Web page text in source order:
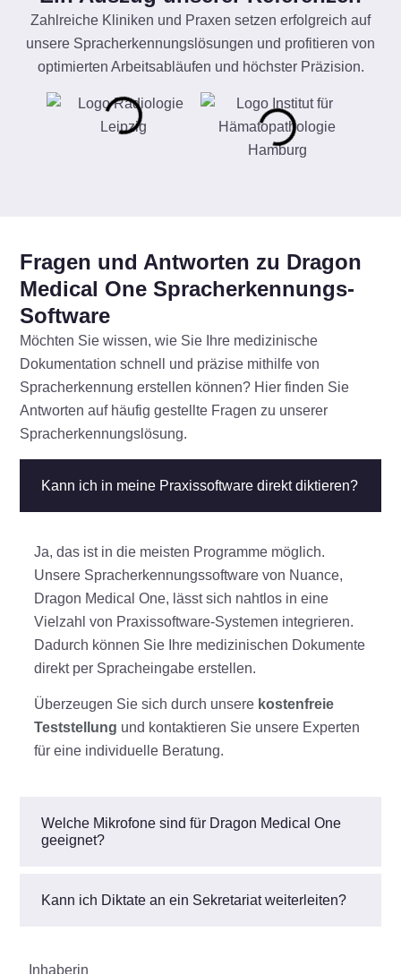
Zahlreiche Kliniken und Praxen setzen erfolgreich auf
unsere Spracherkennungslösungen und profitieren von
optimierten Arbeitsabläufen und höchster Präzision.
Fragen und Antworten zu Dragon
Medical One Spracherkennungs-
Software
Möchten Sie wissen, wie Sie Ihre medizinische
Dokumentation schnell und präzise mithilfe von
Spracherkennung erstellen können? Hier finden Sie
Antworten auf häufig gestellte Fragen zu unserer
Spracherkennungslösung.
Kann ich in meine Praxissoftware direkt diktieren?
Ja, das ist in die meisten Programme möglich.
Unsere Spracherkennungssoftware von Nuance,
Dragon Medical One, lässt sich nahtlos in eine
Vielzahl von Praxissoftware-Systemen integrieren.
Dadurch können Sie Ihre medizinischen Dokumente
direkt per Spracheingabe erstellen.
Überzeugen Sie sich durch unsere kostenfreie
Teststellung und kontaktieren Sie unsere Experten
für eine individuelle Beratung.
Welche Mikrofone sind für Dragon Medical One
geeignet?
Kann ich Diktate an ein Sekretariat weiterleiten?
Inhaberin